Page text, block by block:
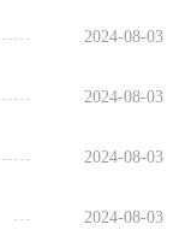
2024-08-03
2024-08-03
2024-08-03
2024-08-03